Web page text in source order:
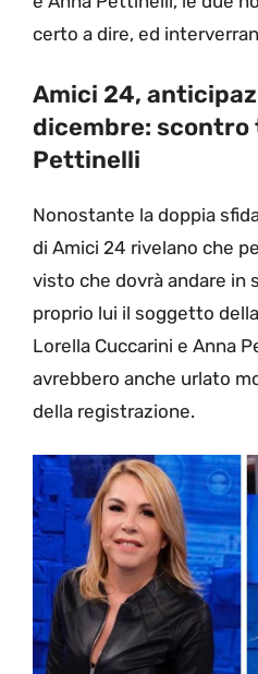
certo a dire, ed
Amici 24,
dicembre: scontro
Pettinelli
Nonostante la doppia
di Amici 24 rivelano che
visto che dovrà andare in
proprio lui il soggetto
Lorella Cuccarini e Anna
avrebbero anche urlato
della registrazione.